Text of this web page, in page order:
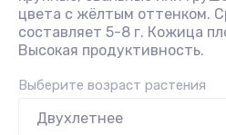
цвета с жёлтым оттенком.
составляет 5-8 г. Кожица
Высокая продуктивность.
Выберите возраст растения